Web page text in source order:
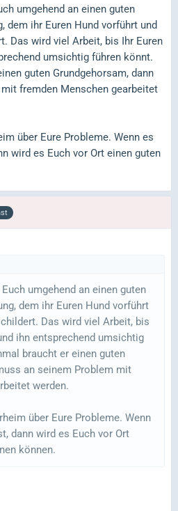
umgehend an einen guten
dem ihr Euren Hund vorführt und
Das wird viel Arbeit, bis Ihr Euren
umsichtig führen könnt.
guten Grundgehorsam, dann
fremden Menschen gearbeitet
über Eure Probleme. Wenn es
wird es Euch vor Ort einen guten
umgehend an einen guten
dem ihr Euren Hund vorführt
Das wird viel Arbeit, bis
ihn entsprechend umsichtig
braucht er einen guten
an seinem Problem mit
werden.
über Eure Probleme. Wenn
dann wird es Euch vor Ort
können.